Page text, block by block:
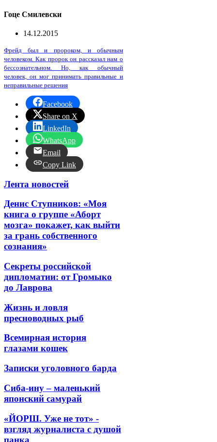
Гоце Смилевски
14.12.2015
Фрейд был и пророком, и обычным
человеком. Как пророк он рассказал нам о
бессознательном. Но, как обычный
человек, он мог принимать правильные и
неправильные решения
Facebook
Share on X
LinkedIn
WhatsApp
Email
Copy Link
Лента новостей
Денис Ступников: «Моя
книга о группе «Аборт
мозга» покажет, как выйти
за грань собственного
сознания»
Секреты российской
дипломатии: от Громыко
до Лаврова
Жизнь и ловля
пресноводных рыб
Всемирная история
глазами кошек
Записки уголовного барда
Сиба-ину – маленький
японский самурай
«ЙОРШ. Уже не тот» -
взгляд журналиста с душой
панка